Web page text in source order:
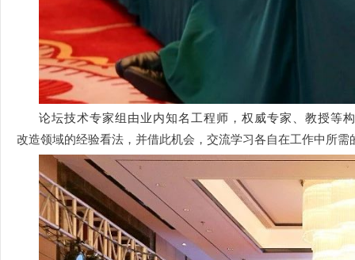
论坛技术专家组由业内知名工程师，权威专家、教授等
改造领域的经验看法，并借此机会，交流学习各自在工作中所需